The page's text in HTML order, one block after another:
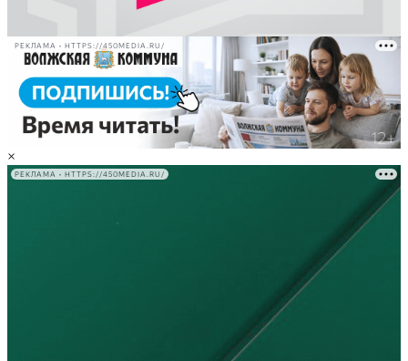
РЕКЛАМА • HTTPS://450MEDIA.RU/
×
РЕКЛАМА • HTTPS://450MEDIA.RU/